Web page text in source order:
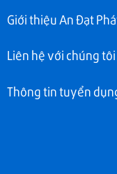
Giới thiệu An Đạt
Liên hệ với chúng tôi
Thông tin tuyển